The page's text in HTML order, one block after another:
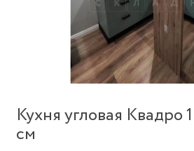
Кухня угловая Квадро
см